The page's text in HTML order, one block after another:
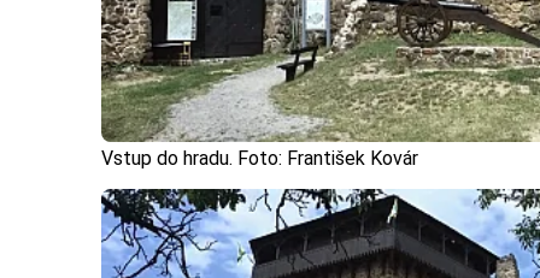
Vstup do hradu. Foto: František Kovár